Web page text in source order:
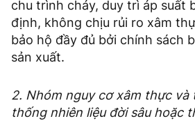
chu trình cháy, duy trì áp suất
định, không chịu rủi ro xâm
bảo hộ đầy đủ bởi chính sách
sản xuất.
2. Nhóm nguy cơ xâm thực và
thống nhiên liệu đời sâu hoặc